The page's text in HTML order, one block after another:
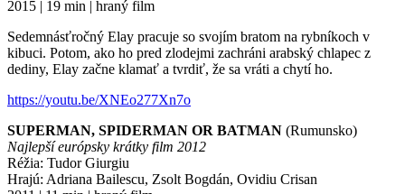
2015 | 19 min | hraný film
Sedemnásťročný Elay pracuje so svojím bratom na rybníkoch v
kibuci. Potom, ako ho pred zlodejmi zachráni arabský chlapec z
dediny, Elay začne klamať a tvrdiť, že sa vráti a chytí ho.
https://youtu.be/XNEo277Xn7o
SUPERMAN, SPIDERMAN OR BATMAN (Rumunsko)
Najlepší európsky krátky film 2012
Réžia: Tudor Giurgiu
Hrajú: Adriana Bailescu, Zsolt Bogdán, Ovidiu Crisan